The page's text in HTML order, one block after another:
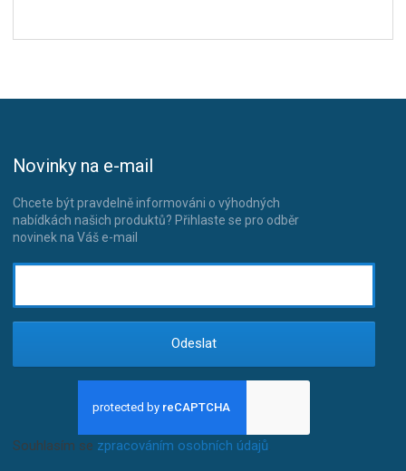
Novinky na e-mail
Chcete být pravdelně informováni o výhodných
nabídkách našich produktů? Přihlaste se pro odběr
novinek na Váš e-mail
Odeslat
Souhlasím se zpracováním osobních údajů